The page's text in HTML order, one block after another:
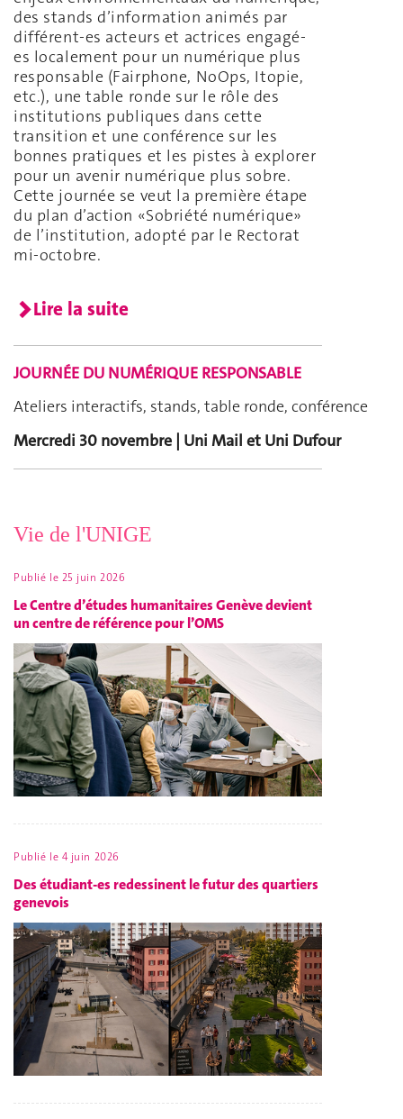
des stands d’information animés par
différent-es acteurs et actrices engagé-
es localement pour un numérique plus
responsable (Fairphone, NoOps, Itopie,
etc.), une table ronde sur le rôle des
institutions publiques dans cette
transition et une conférence sur les
bonnes pratiques et les pistes à explorer
pour un avenir numérique plus sobre.
Cette journée se veut la première étape
du plan d’action «Sobriété numérique»
de l’institution, adopté par le Rectorat
mi-octobre.
Lire la suite
JOURNÉE DU NUMÉRIQUE RESPONSABLE
Ateliers interactifs, stands, table ronde, conférence
Mercredi 30 novembre | Uni Mail et Uni Dufour
Vie de l'UNIGE
Publié le 25 juin 2026
Le Centre d’études humanitaires Genève devient
un centre de référence pour l’OMS
Publié le 4 juin 2026
Des étudiant-es redessinent le futur des quartiers
genevois